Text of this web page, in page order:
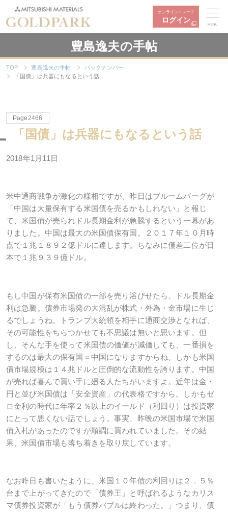
オンライントレード
ログイン
MENU
豊島逸夫の手帖
TOP 豊島逸夫の手帖
バックナンバー
「国債」は兵器にもなるという話
Page2466
「国債」は兵器にもなるという話
2018年1月11日
米中通商戦争が激化の様相ですが、昨日はブルームバーグが
「中国は大量保有する米国債を売るかもしれない」と報じ
て、米国債が売られドル長期金利が急騰するという一幕があ
りました。中国は最大の米国債保有国。２０１７年１０月時
点で１兆１８９２億ドルに達します。ちなみに僅差二位が日
本で１兆９３９億ドル。
もし中国が保有米国債の一部を売り浴びせたら、ドル長期金
利は急騰。債券市場発の大混乱が株式・外為・金市場に生じ
るでしょうね。トランプ大統領を相手に通商交渉となれば、
その可能性をちらつかせても不思議は無いと思います。但
し、そんな手を使って米国債の価値が減価しても、一番損を
するのは最大の保有国＝中国になりますからね。しかも米国
債市場規模は１４兆ドルと圧倒的な流動性を誇ります。中国
が売れば喜んで買い手に廻る人たちがいますよ。近年は金・
円と並び米国債は「安全資産」の代表格ですから。しかもゼ
ロ金利の時代に年率２％以上のイールド（利回り）は投資家
にとって悪くない話でしょう。事実、昨晩の米国市場で米国
債入札があったのですが順調に買われていました。その結
果、米国債市場も落ち着きを取り戻しています。
なお昨日も書いたように、米国１０年債の利回りは２．５％
台まで上がってきたので「債券王」と呼ばれるようなカリス
マ債券投資家が「もう債券バブルは終わった。」つまり、債